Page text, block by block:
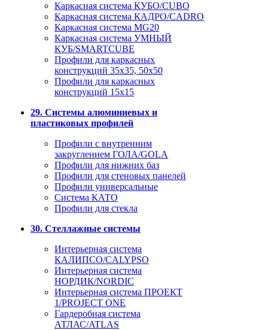
Каркасная система КУБО/CUBO
Каркасная система КАДРО/CADRO
Каркасная система MG20
Каркасная система УМНЫЙ
КУБ/SMARTCUBE
Профили для каркасных
конструкций 35x35, 50x50
Профили для каркасных
конструкций 15х15
29. Системы алюминиевых и
пластиковых профилей
Профили с внутренним
закруглением ГОЛА/GOLA
Профили для нижних баз
Профили для стеновых панелей
Профили универсальные
Система КАТО
Профили для стекла
30. Стеллажные системы
Интерьерная система
КАЛИПСО/CALYPSO
Интерьерная система
НОРДИК/NORDIC
Интерьерная система ПРОЕКТ
1/PROJECT ONE
Гардеробная система
АТЛАС/ATLAS